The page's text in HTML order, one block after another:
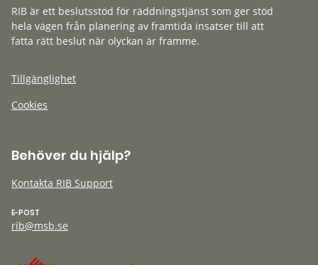
RIB är ett beslutsstöd för räddningstjänst som ger stöd
hela vägen från planering av framtida insatser till att
fatta rätt beslut när olyckan är framme.
Tillgänglighet
Cookies
Behöver du hjälp?
Kontakta RIB Support
E-POST
rib@msb.se